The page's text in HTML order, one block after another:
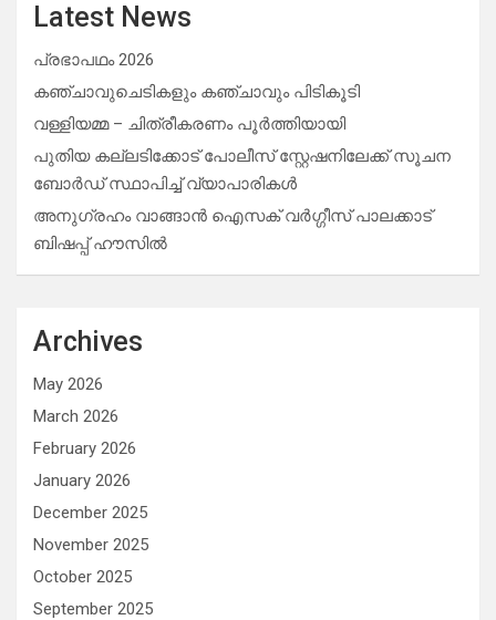
Latest News
പ്രഭാപഥം 2026
കഞ്ചാവുചെടികളും കഞ്ചാവും പിടികൂടി
വള്ളിയമ്മ – ചിത്രീകരണം പൂർത്തിയായി
പുതിയ കല്ലടിക്കോട് പോലീസ് സ്റ്റേഷനിലേക്ക് സൂചന
ബോർഡ് സ്ഥാപിച്ച് വ്യാപാരികൾ
അനുഗ്രഹം വാങ്ങാൻ ഐസക് വര്‍ഗ്ഗീസ് പാലക്കാട്
ബിഷപ്പ് ഹൗസില്‍
Archives
May 2026
March 2026
February 2026
January 2026
December 2025
November 2025
October 2025
September 2025